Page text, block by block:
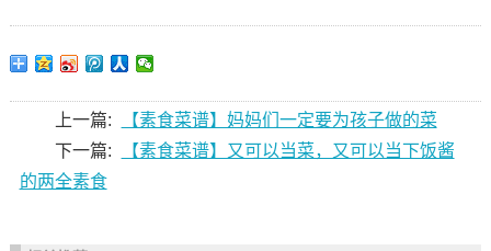
上一篇:
【素食菜谱】妈妈们一定要为孩子做的菜
下一篇:
【素食菜谱】又可以当菜，又可以当下饭酱
的两全素食